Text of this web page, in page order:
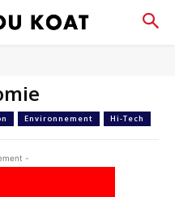
Environnement Hi-Tech
-